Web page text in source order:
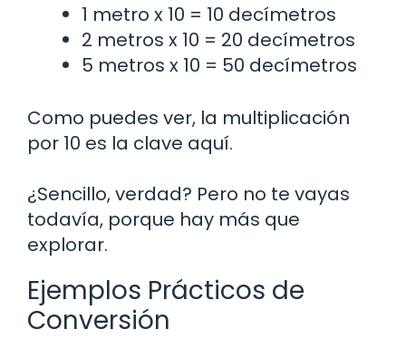
1 metro x 10 = 10 decímetros
2 metros x 10 = 20 decímetros
5 metros x 10 = 50 decímetros
Como puedes ver, la multiplicación
por 10 es la clave aquí.
¿Sencillo, verdad? Pero no te vayas
todavía, porque hay más que
explorar.
Ejemplos Prácticos de
Conversión